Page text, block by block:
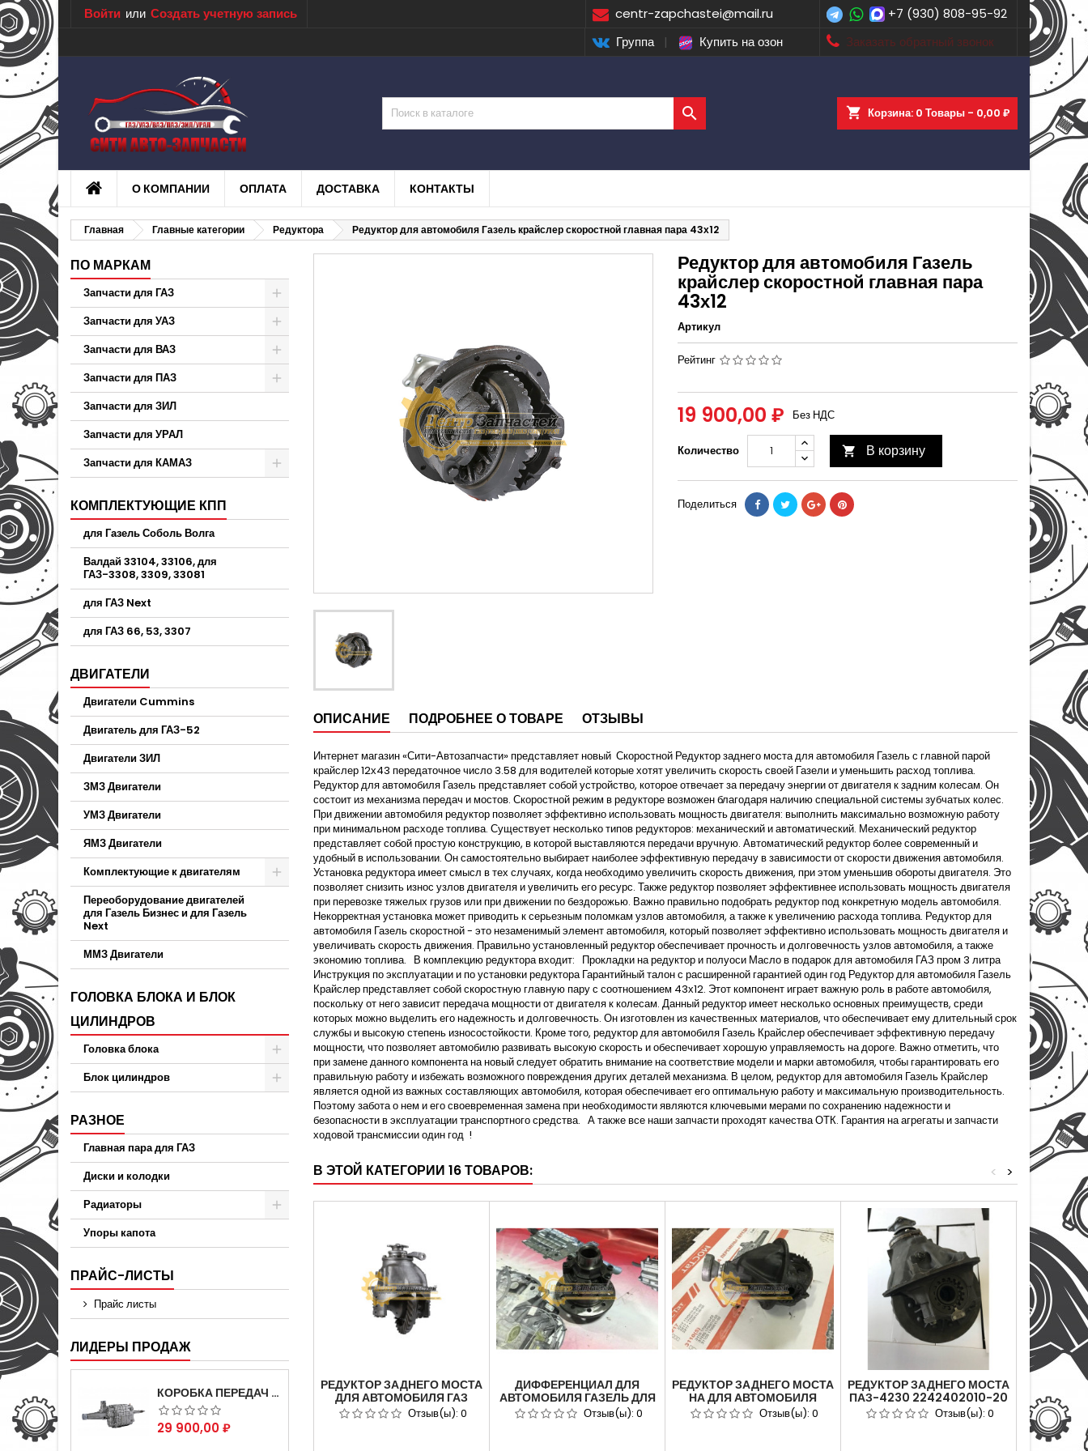
centr-zapchastei@mail.ru +7 (930) 808-95-92
Войти или Создать учетную запись
Заказать обратный звонок
Группа | Купить на озон
shopping_cart Корзина: 0 Товары - 0,00 ₽

О КОМПАНИИ ОПЛАТА ДОСТАВКА КОНТАКТЫ
Главная Главные категории Редуктора Редуктор для автомобиля Газель крайслер скоростной главная пара 43х12
ПО МАРКАМ
Запчасти для ГАЗ
Запчасти для УАЗ
Запчасти для ВАЗ
Запчасти для ПАЗ
Запчасти для ЗИЛ
Запчасти для УРАЛ
Запчасти для КАМАЗ
КОМПЛЕКТУЮЩИЕ КПП
для Газель Соболь Волга
Валдай 33104, 33106, для
ГАЗ-3308, 3309, 33081
для ГАЗ Next
для ГАЗ 66, 53, 3307
ДВИГАТЕЛИ
Двигатели Cummins
Двигатель для ГАЗ-52
Двигатели ЗИЛ
ЗМЗ Двигатели
УМЗ Двигатели
ЯМЗ Двигатели
Комплектующие к двигателям
Переоборудование двигателей
для Газель Бизнес и для Газель
Next
ММЗ Двигатели
ГОЛОВКА БЛОКА И БЛОК
ЦИЛИНДРОВ
Головка блока
Блок цилиндров
РАЗНОЕ
Главная пара для ГАЗ
Диски и колодки
Радиаторы
Упоры капота
ПРАЙС-ЛИСТЫ
Прайс листы
ЛИДЕРЫ ПРОДАЖ
КОРОБКА ПЕРЕДАЧ НА ДЛЯ АВТОМОБИЛЯ ГАЗЕЛЬ 3302 АРТИКУЛ 3302-1700010 (УСИЛЕННАЯ)
Цена
29 900,00 ₽
Редуктор для автомобиля Газель
крайслер скоростной главная пара
43х12
Артикул
Рейтинг
19 900,00 ₽ Без НДС
Количество  В корзину
Поделиться
ОПИСАНИЕ ПОДРОБНЕЕ О ТОВАРЕ ОТЗЫВЫ
Интернет магазин «Сити-Автозапчасти» представляет новый Скоростной Редуктор заднего моста для автомобиля Газель с главной парой
крайслер 12х43 передаточное число 3.58 для водителей которые хотят увеличить скорость своей Газели и уменьшить расход топлива.
Редуктор для автомобиля Газель представляет собой устройство, которое отвечает за передачу энергии от двигателя к задним колесам. Он
состоит из механизма передач и мостов. Скоростной режим в редукторе возможен благодаря наличию специальной системы зубчатых колес.
При движении автомобиля редуктор позволяет эффективно использовать мощность двигателя: выполнить максимально возможную работу
при минимальном расходе топлива. Существует несколько типов редукторов: механический и автоматический. Механический редуктор
представляет собой простую конструкцию, в которой выставляются передачи вручную. Автоматический редуктор более современный и
удобный в использовании. Он самостоятельно выбирает наиболее эффективную передачу в зависимости от скорости движения автомобиля.
Установка редуктора имеет смысл в тех случаях, когда необходимо увеличить скорость движения, при этом уменьшив обороты двигателя. Это
позволяет снизить износ узлов двигателя и увеличить его ресурс. Также редуктор позволяет эффективнее использовать мощность двигателя
при перевозке тяжелых грузов или при движении по бездорожью. Важно правильно подобрать редуктор под конкретную модель автомобиля.
Некорректная установка может приводить к серьезным поломкам узлов автомобиля, а также к увеличению расхода топлива. Редуктор для
автомобиля Газель скоростной - это незаменимый элемент автомобиля, который позволяет эффективно использовать мощность двигателя и
увеличивать скорость движения. Правильно установленный редуктор обеспечивает прочность и долговечность узлов автомобиля, а также
экономию топлива. В комплекцию редуктора входит: Прокладки на редуктор и полуоси Масло в подарок для автомобиля ГАЗ пром 3 литра
Инструкция по эксплуатации и по установки редуктора Гарантийный талон с расширенной гарантией один год Редуктор для автомобиля Газель
Крайслер представляет собой скоростную главную пару с соотношением 43х12. Этот компонент играет важную роль в работе автомобиля,
поскольку от него зависит передача мощности от двигателя к колесам. Данный редуктор имеет несколько основных преимуществ, среди
которых можно выделить его надежность и долговечность. Он изготовлен из качественных материалов, что обеспечивает ему длительный срок
службы и высокую степень износостойкости. Кроме того, редуктор для автомобиля Газель Крайслер обеспечивает эффективную передачу
мощности, что позволяет автомобилю развивать высокую скорость и обеспечивает хорошую управляемость на дороге. Важно отметить, что
при замене данного компонента на новый следует обратить внимание на соответствие модели и марки автомобиля, чтобы гарантировать его
правильную работу и избежать возможного повреждения других деталей механизма. В целом, редуктор для автомобиля Газель Крайслер
является одной из важных составляющих автомобиля, которая обеспечивает его оптимальную работу и максимальную производительность.
Поэтому забота о нем и его своевременная замена при необходимости являются ключевыми мерами по сохранению надежности и
безопасности в эксплуатации транспортного средства. А также все наши запчасти проходят качества ОТК. Гарантия на агрегаты и запчасти
ходовой трансмиссии один год !
В ЭТОЙ КАТЕГОРИИ 16 ТОВАРОВ: >
<
РЕДУКТОР ЗАДНЕГО МОСТА
ДЛЯ АВТОМОБИЛЯ ГАЗ
3308,33081 41Х8 ЗУБ ЕГЕРЬ
САДКО АРТИКУЛ 33081-
Отзыв(ы): 0
ДИФФЕРЕНЦИАЛ ДЛЯ
АВТОМОБИЛЯ ГАЗЕЛЬ ДЛЯ
АВТОМОБИЛЯ ГАЗ -3302
3302-2403011-10
Отзыв(ы): 0
РЕДУКТОР ЗАДНЕГО МОСТА
НА ДЛЯ АВТОМОБИЛЯ
ГАЗЕЛЬ NEXT 10Х43ЗУБ.
Отзыв(ы): 0
РЕДУКТОР ЗАДНЕГО МОСТА
ПАЗ-4230 2242402010-20
(КААЗ) ГЛАВНАЯ ПАР 37Х7,
37Х8, 41 ЗУБ.
Отзыв(ы): 0
ГАЗОН
С41R11-